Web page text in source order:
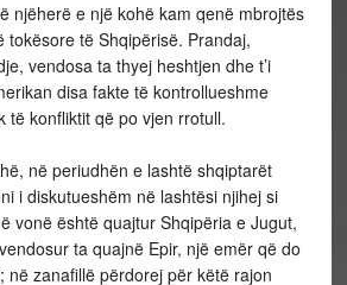
njëherë e një kohë kam qenë mbrojtës
tokësore të Shqipërisë. Prandaj,
vendosa ta thyej heshtjen dhe t’i
disa fakte të kontrollueshme
të konfliktit që po vjen rrotull.
në periudhën e lashtë shqiptarët
i diskutueshëm në lashtësi njihej si
vonë është quajtur Shqipëria e Jugut,
ta quajnë Epir, një emër që do
në zanafillë përdorej për këtë rajon